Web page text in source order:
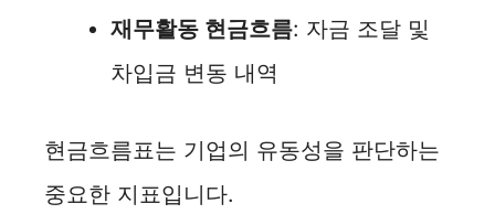
재무활동 현금흐름: 자금 조달 및
차입금 변동 내역
현금흐름표는 기업의 유동성을 판단하는
중요한 지표입니다.